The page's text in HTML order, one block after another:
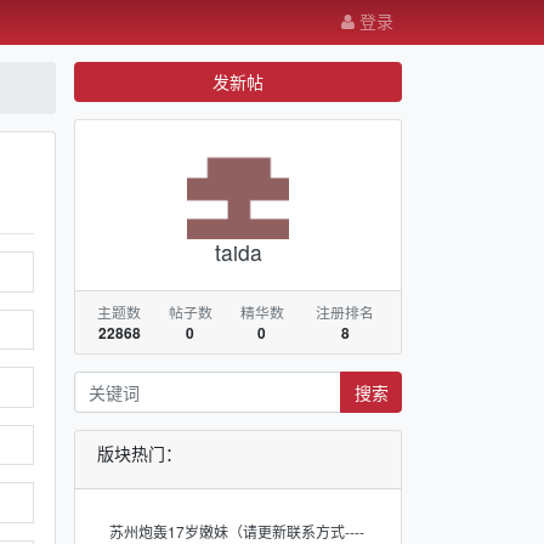
登录
发新帖
taida
主题数
22868
帖子数
0
精华数
0
注册排名
8
搜索
版块热门：
苏州炮轰17岁嫩妹（请更新联系方式----